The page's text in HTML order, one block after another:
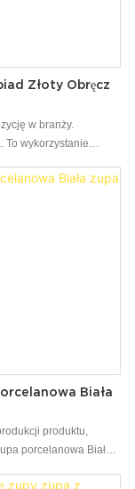
Złoty Obręcz
w branży.
To wykorzystanie
Biała
produktu,
porcelanowa Biała